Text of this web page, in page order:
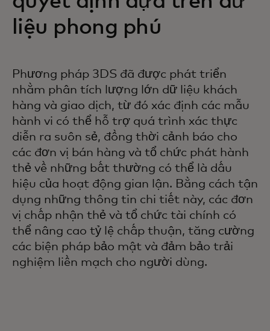
liệu phong phú
Phương pháp 3DS đã được phát triển
nhằm phân tích lượng lớn dữ liệu khách
hàng và giao dịch, từ đó xác định các mẫu
hành vi có thể hỗ trợ quá trình xác thực
diễn ra suôn sẻ, đồng thời cảnh báo cho
các đơn vị bán hàng và tổ chức phát hành
thẻ về những bất thường có thể là dấu
hiệu của hoạt động gian lận. Bằng cách tận
dụng những thông tin chi tiết này, các đơn
vị chấp nhận thẻ và tổ chức tài chính có
thể nâng cao tỷ lệ chấp thuận, tăng cường
các biện pháp bảo mật và đảm bảo trải
nghiệm liền mạch cho người dùng.